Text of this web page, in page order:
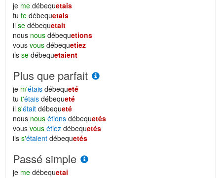
je me débequetais
tu te débequetais
il se débequetait
nous nous débequetions
vous vous débequetiez
ils se débequetaient
Plus que parfait
je m'étais débequeté
tu t'étais débequeté
il s'était débequeté
nous nous étions débequetés
vous vous étiez débequetés
ils s'étaient débequetés
Passé simple
je me débequetai